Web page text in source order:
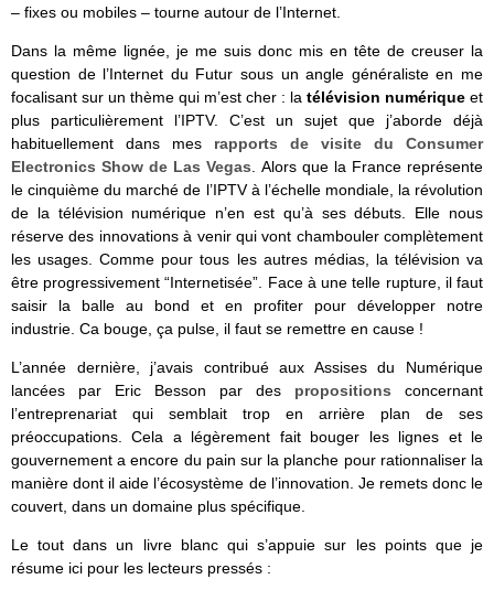
– fixes ou mobiles – tourne autour de l’Internet.
Dans la même lignée, je me suis donc mis en tête de creuser la
question de l’Internet du Futur sous un angle généraliste en me
focalisant sur un thème qui m’est cher : la télévision numérique et
plus particulièrement l’IPTV. C’est un sujet que j’aborde déjà
habituellement dans mes rapports de visite du Consumer
Electronics Show de Las Vegas. Alors que la France représente
le cinquième du marché de l’IPTV à l’échelle mondiale, la révolution
de la télévision numérique n’en est qu’à ses débuts. Elle nous
réserve des innovations à venir qui vont chambouler complètement
les usages. Comme pour tous les autres médias, la télévision va
être progressivement “Internetisée”. Face à une telle rupture, il faut
saisir la balle au bond et en profiter pour développer notre
industrie. Ca bouge, ça pulse, il faut se remettre en cause !
L’année dernière, j’avais contribué aux Assises du Numérique
lancées par Eric Besson par des propositions concernant
l’entreprenariat qui semblait trop en arrière plan de ses
préoccupations. Cela a légèrement fait bouger les lignes et le
gouvernement a encore du pain sur la planche pour rationnaliser la
manière dont il aide l’écosystème de l’innovation. Je remets donc le
couvert, dans un domaine plus spécifique.
Le tout dans un livre blanc qui s’appuie sur les points que je
résume ici pour les lecteurs pressés :